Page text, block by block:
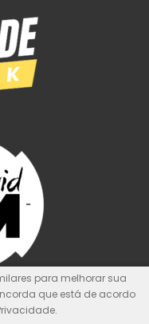
para melhorar sua
que está de acordo